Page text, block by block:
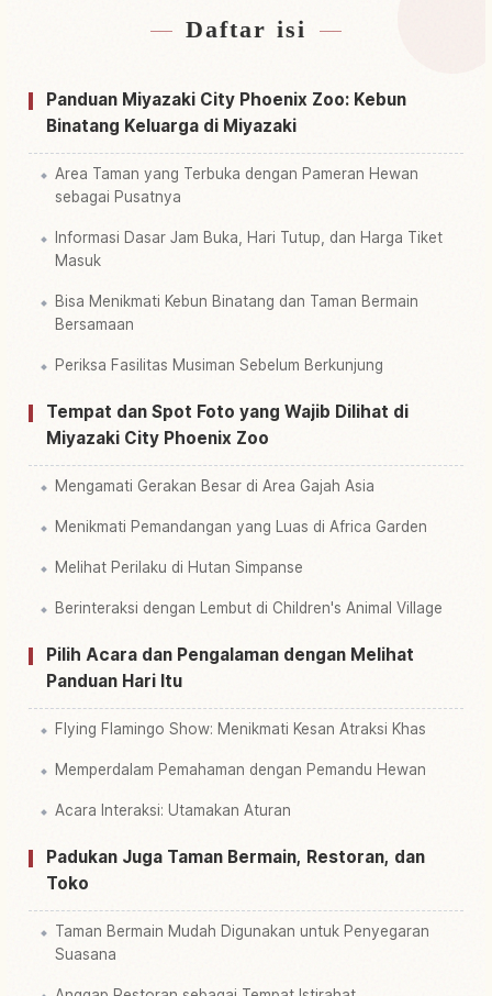
Cari penginapan dekat Taman Miyazaki Shi
Cari aktivitas di Taman Miyazaki Shi Fenikkusu
Shizendoubutsuen
Daftar isi
Panduan Miyazaki City Phoenix Zoo: Kebun
Binatang Keluarga di Miyazaki
Area Taman yang Terbuka dengan Pameran Hewan
sebagai Pusatnya
Informasi Dasar Jam Buka, Hari Tutup, dan Harga Tiket
Masuk
Bisa Menikmati Kebun Binatang dan Taman Bermain
Bersamaan
Periksa Fasilitas Musiman Sebelum Berkunjung
Tempat dan Spot Foto yang Wajib Dilihat di
Miyazaki City Phoenix Zoo
Mengamati Gerakan Besar di Area Gajah Asia
Menikmati Pemandangan yang Luas di Africa Garden
Melihat Perilaku di Hutan Simpanse
Berinteraksi dengan Lembut di Children's Animal Village
Pilih Acara dan Pengalaman dengan Melihat
Panduan Hari Itu
Flying Flamingo Show: Menikmati Kesan Atraksi Khas
Memperdalam Pemahaman dengan Pemandu Hewan
Acara Interaksi: Utamakan Aturan
Padukan Juga Taman Bermain, Restoran, dan
Toko
Taman Bermain Mudah Digunakan untuk Penyegaran
Suasana